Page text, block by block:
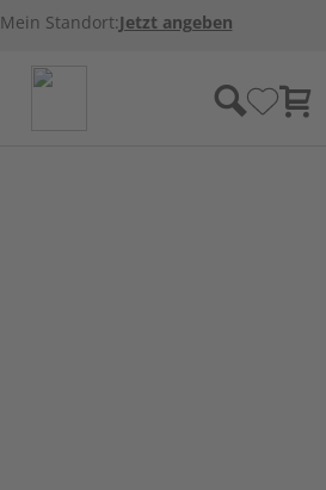
Mein Standort:Jetzt angeben